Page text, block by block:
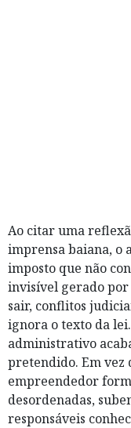
Ao citar uma
imprensa baiana, o
imposto que não
invisível gerado por
sair, conflitos
ignora o texto da
administrativo
pretendido. Em vez
empreendedor
desordenadas,
responsáveis